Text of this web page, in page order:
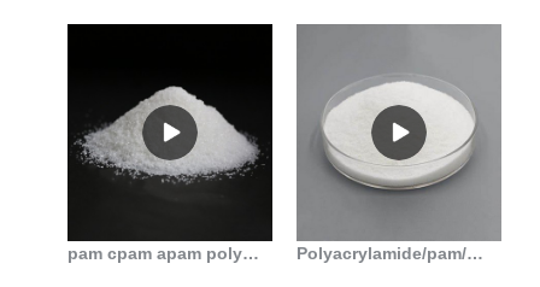
pam cpam apam polyacrylamide anionique à vendre en Algérie Polyacrylamide/pam/polymère floculant pour le traitement des eaux usées